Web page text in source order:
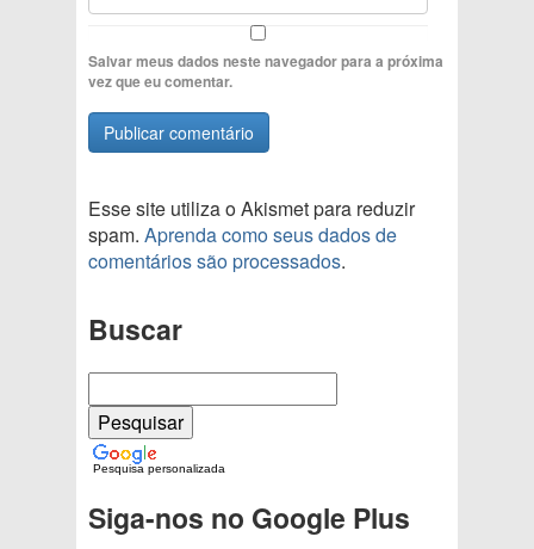
Salvar meus dados neste navegador para a próxima
vez que eu comentar.
Esse site utiliza o Akismet para reduzir
spam. Aprenda como seus dados de
comentários são processados.
Buscar
Pesquisa personalizada
Siga-nos no Google Plus